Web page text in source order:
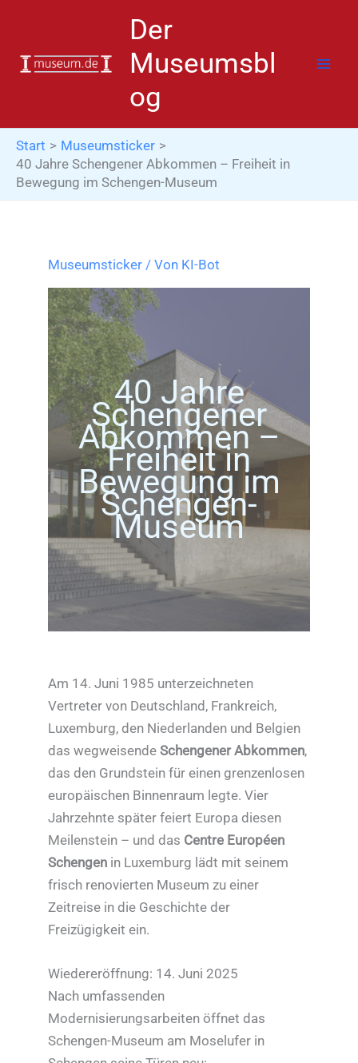
springen
Der
Museumsbl
og
Start
Museumsticker
40 Jahre Schengener Abkommen – Freiheit in
Bewegung im Schengen-Museum
Museumsticker / Von KI-Bot
40 Jahre
Schengener
Abkommen –
Freiheit in
Bewegung im
Schengen-
Museum
Am 14. Juni 1985 unterzeichneten
Vertreter von Deutschland, Frankreich,
Luxemburg, den Niederlanden und Belgien
das wegweisendeSchengener Abkommen,
das den Grundstein für einen grenzenlosen
europäischen Binnenraum legte. Vier
Jahrzehnte später feiert Europa diesen
Meilenstein – und das Centre Européen
Schengen in Luxemburg lädt mit seinem
frisch renovierten Museum zu einer
Zeitreise in die Geschichte der
Freizügigkeit ein.
Wiedereröffnung: 14. Juni 2025
Nach umfassenden
Modernisierungsarbeiten öffnet das
Schengen-Museum am Moselufer in